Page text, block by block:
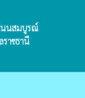
นนสมบูรณ์
ราชธานี